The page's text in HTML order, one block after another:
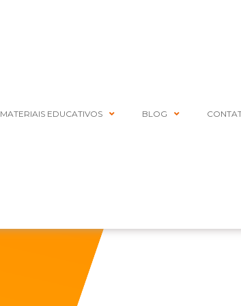
MATERIAIS EDUCATIVOS BLOG